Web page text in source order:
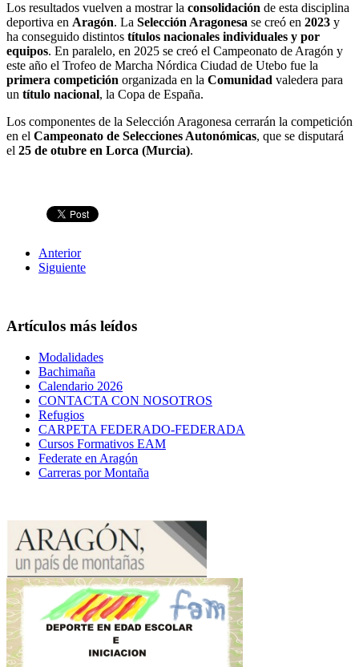
Los resultados vuelven a mostrar la consolidación de esta disciplina
deportiva en Aragón. La Selección Aragonesa se creó en 2023 y
ha conseguido distintos títulos nacionales individuales y por
equipos. En paralelo, en 2025 se creó el Campeonato de Aragón y
este año el Trofeo de Marcha Nórdica Ciudad de Utebo fue la
primera competición organizada en la Comunidad valedera para
un título nacional, la Copa de España.
Los componentes de la Selección Aragonesa cerrarán la competición
en el Campeonato de Selecciones Autonómicas, que se disputará
el 25 de otubre en Lorca (Murcia).
Anterior
Siguiente
Artículos más leídos
Modalidades
Bachimaña
Calendario 2026
CONTACTA CON NOSOTROS
Refugios
CARPETA FEDERADO-FEDERADA
Cursos Formativos EAM
Federate en Aragón
Carreras por Montaña